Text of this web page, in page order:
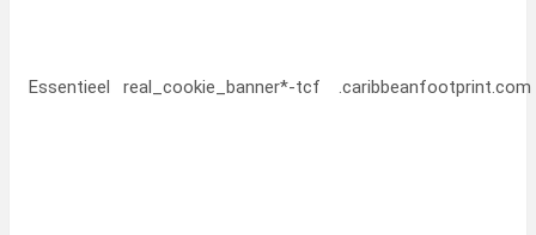
Essentieel real_cookie_banner*-tcf .caribbeanfootprint.com